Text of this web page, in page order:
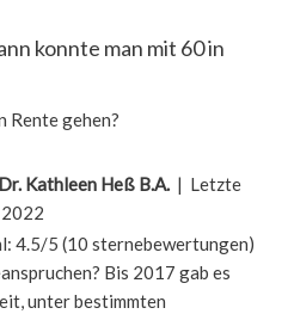
konnte man mit 60 in
Rente gehen?
Kathleen Heß B.A. | Letzte
4.5/5 (10 sternebewertungen)
Bis 2017 gab es
unter bestimmten